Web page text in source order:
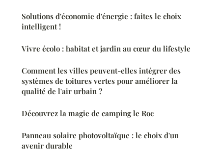
Solutions d'économie d'énergie : faites le choix
intelligent !
Vivre écolo : habitat et jardin au cœur du lifestyle
Comment les villes peuvent-elles intégrer des
systèmes de toitures vertes pour améliorer la
qualité de l'air urbain ?
Découvrez la magie de camping le Roc
Panneau solaire photovoltaïque : le choix d'un
avenir durable